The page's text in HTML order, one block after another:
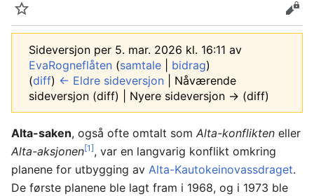
Overvåk Rediger
Sideversjon per 5. mar. 2026 kl. 16:11 av
EvaRogneflåten (samtale bidrag)
(diff) ← Eldre sideversjon | Nåværende
sideversjon (diff) | Nyere sideversjon → (diff)
Alta-saken, også ofte omtalt som Alta-konflikten eller
Alta-aksjonen[1], var en langvarig konflikt omkring
planene for utbygging av Alta-Kautokeinovassdraget.
De første planene ble lagt fram i 1968, og i 1973 ble